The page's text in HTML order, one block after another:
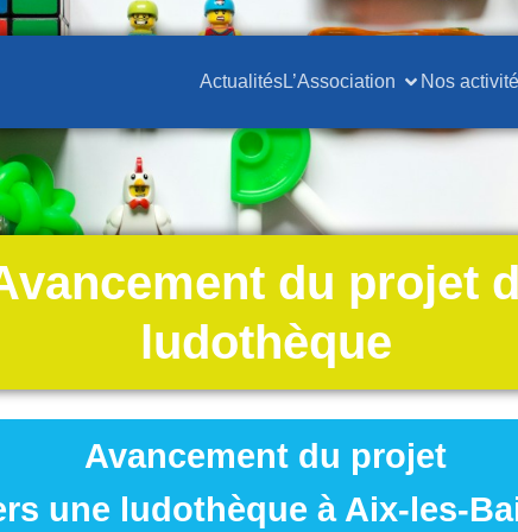
ActualitésL’Association Nos
du projet
ludothèque
Avancement du projet
une ludothèque à Aix-les-